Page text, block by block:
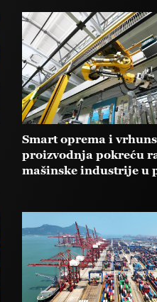
Smart oprema i
proizvodnja pokreću
mašinske industrije u